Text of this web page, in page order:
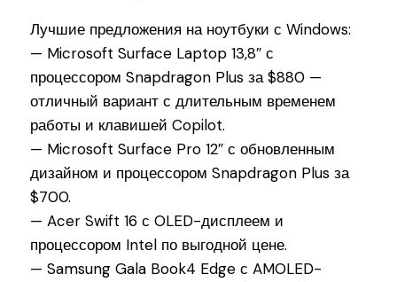
Лучшие предложения на ноутбуки с Windows:
— Microsoft Surface Laptop 13,8″ с
процессором Snapdragon Plus за $880 —
отличный вариант с длительным временем
работы и клавишей Copilot.
— Microsoft Surface Pro 12″ с обновленным
дизайном и процессором Snapdragon Plus за
$700.
— Acer Swift 16 с OLED-дисплеем и
процессором Intel по выгодной цене.
— Samsung Gala Book4 Edge с AMOLED-